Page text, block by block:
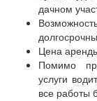
дачном
Цена
Помимо
услуги
все работы